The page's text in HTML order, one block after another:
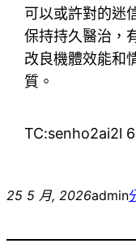
可以或許對的迷
保持持久醫治，
改良機體效能和
質。
TC:senho2ai2l
25 5 月, 2026admin